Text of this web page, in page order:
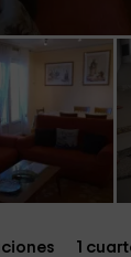
1